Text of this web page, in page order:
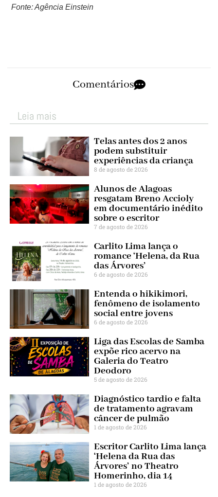
Fonte: Agência Einstein
Comentários
Leia mais
Telas antes dos 2 anos
podem substituir
experiências da criança
8 de agosto de 2026
Alunos de Alagoas
resgatam Breno Accioly
em documentário inédito
sobre o escritor
7 de agosto de 2026
Carlito Lima lança o
romance ‘Helena, da Rua
das Árvores’
6 de agosto de 2026
Entenda o hikikimori,
fenômeno de isolamento
social entre jovens
6 de agosto de 2026
Liga das Escolas de Samba
expõe rico acervo na
Galeria do Teatro
Deodoro
5 de agosto de 2026
Diagnóstico tardio e falta
de tratamento agravam
câncer de pulmão
1 de agosto de 2026
Escritor Carlito Lima lança
‘Helena da Rua das
Árvores’ no Theatro
Homerinho, dia 14
1 de agosto de 2026